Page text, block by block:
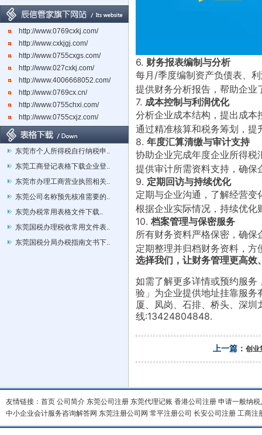
东莞辰信会计代理有限公司专业..
东莞市长安镇长盛社区长中路1..
http://www.0769cxkj.com/
http://www.cxkjgj.com/
http://www.0755cxgs.com/
http://www.027cxkj.com/
http://www.4006668052.com/
http://www.0769cx.cn/
http://www.0755chxi.com/
http://www.0755cxjz.com/
东莞市个人所得税自行纳税申..
东莞工商登记表格下载企业登..
东莞市办理工商营业执照相关..
东莞公司名称预先核准需要的..
东莞办税常用表格文件下载..
东莞国税办理税收常用文件表..
东莞国税分局办税指南文书下..
6. 财务报表编制与分析
每月/季度编制资产负债表、
提供财务分析报告，帮助企
7. 成本控制与利润优化
分析企业成本结构，提出成
通过精准核算和税务筹划，提
8. 年度汇算清缴与审计支持
协助企业完成年度企业所得税
提供审计所需资料支持，确保
9. 定期回访与持续优化
定期与企业沟通，了解经营变
根据企业实际情况，持续优
10. 档案管理与保密服务
所有财务资料严格保密，确保
定期整理并归档财务资料，方
选择我们，让财务管理更高
如需了解更多详情或预约服务
验」为企业提供地址挂靠服
厦、凤岗、石排、桥头、深
线:13424804848.
上一篇： 创业
友情链接： 首页 公司简介 东莞公司注册 东莞代理记账 香港公司注册 申请一般纳税
中小企业会计服务咨询解答网 东莞注册公司网 常平注册公司 长安公司注册 工商注